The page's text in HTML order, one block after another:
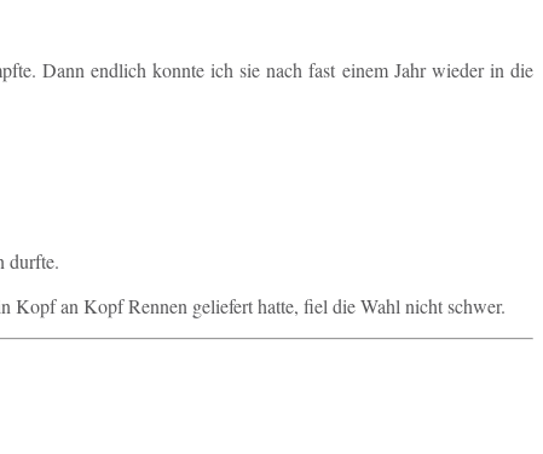
Dann end­lich konnte ich sie nach fast einem Jahr wieder in die
durfte.
Kopf an Kopf Rennen ge­lie­fert hatte, fiel die Wahl nicht schwer.